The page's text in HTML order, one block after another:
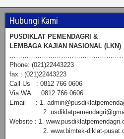
Hubungi Kami
PUSDIKLAT PEMENDAGRI &
LEMBAGA KAJIAN NASIONAL (LKN)
Phone: (021)22443223
fax : (021)22443223
Call Us : 0812 766 0606
Via WA : 0812 766 0606
Email : 1.
2.
Website : 1.
2. www.bimtek-diklat-